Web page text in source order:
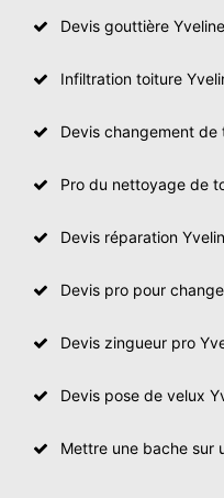
Devis gouttière
Infiltration toiture
Devis changement de
Pro du nettoyage de
Devis réparation
Devis pro pour
Devis zingueur pro
Devis pose de velux
Mettre une bache sur